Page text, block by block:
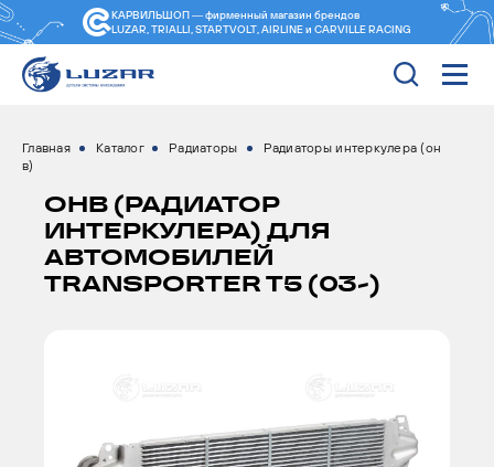
КАРВИЛЬШОП — фирменный магазин брендов
LUZAR, TRIALLI, STARTVOLT, AIRLINE и CARVILLE RACING
Главная Каталог Радиаторы
Радиаторы интеркулера (он
в)
ОНВ (РАДИАТОР
ИНТЕРКУЛЕРА) ДЛЯ
АВТОМОБИЛЕЙ
TRANSPORTER T5 (03-)